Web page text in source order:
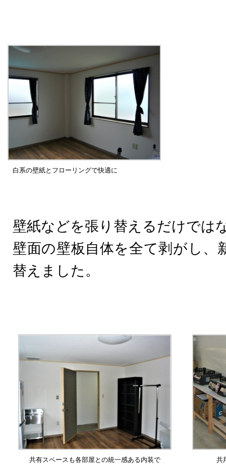
白系の壁紙とフローリングで快適に
壁紙などを張り替えるだけでは
壁面の壁板自体を全て剥がし、
替えました。
共有スペースも各部屋との統一感ある内装で 共